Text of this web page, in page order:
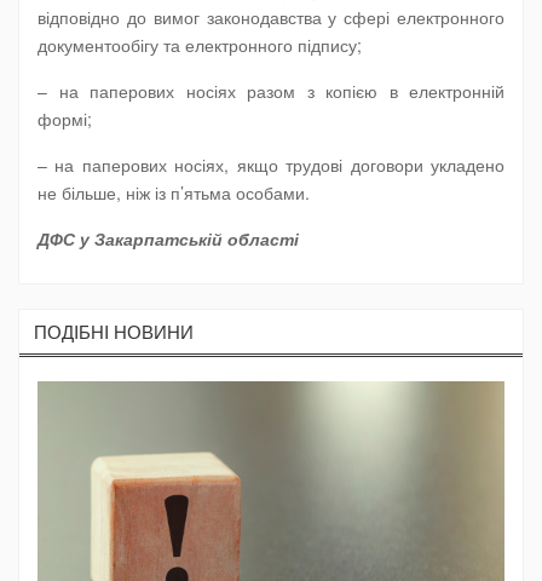
відповідно до вимог законодавства у сфері електронного
документообігу та електронного підпису;
– на паперових носіях разом з копією в електронній
формі;
– на паперових носіях, якщо трудові договори укладено
не більше, ніж із п’ятьма особами.
ДФС у Закарпатській області
ПОДIБНI НОВИНИ